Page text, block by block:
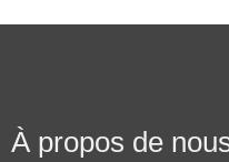
À propos de